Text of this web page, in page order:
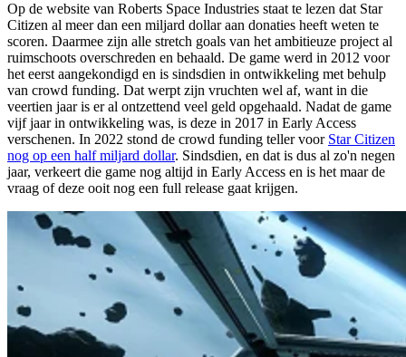
Op de website van Roberts Space Industries staat te lezen dat Star
Citizen al meer dan een miljard dollar aan donaties heeft weten te
scoren. Daarmee zijn alle stretch goals van het ambitieuze project al
ruimschoots overschreden en behaald. De game werd in 2012 voor
het eerst aangekondigd en is sindsdien in ontwikkeling met behulp
van crowd funding. Dat werpt zijn vruchten wel af, want in die
veertien jaar is er al ontzettend veel geld opgehaald. Nadat de game
vijf jaar in ontwikkeling was, is deze in 2017 in Early Access
verschenen. In 2022 stond de crowd funding teller voor Star Citizen
nog op een half miljard dollar. Sindsdien, en dat is dus al zo'n negen
jaar, verkeert die game nog altijd in Early Access en is het maar de
vraag of deze ooit nog een full release gaat krijgen.